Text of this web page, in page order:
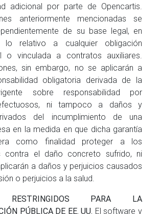
adicional por parte de Opencartis.
anteriormente mencionadas se
de su base legal, en
lo relativo a cualquier obligación
o vinculada a contratos auxiliares.
sin embargo, no se aplicarán a
obligatoria derivada de la
sobre responsabilidad por
ni tampoco a daños y
del incumplimiento de una
en la medida en que dicha garantía
como finalidad proteger a los
contra el daño concreto sufrido, ni
a daños y perjuicios causados
o perjuicios a la salud.
RESTRINGIDOS PARA LA
PÚBLICA DE EE. UU. El software y